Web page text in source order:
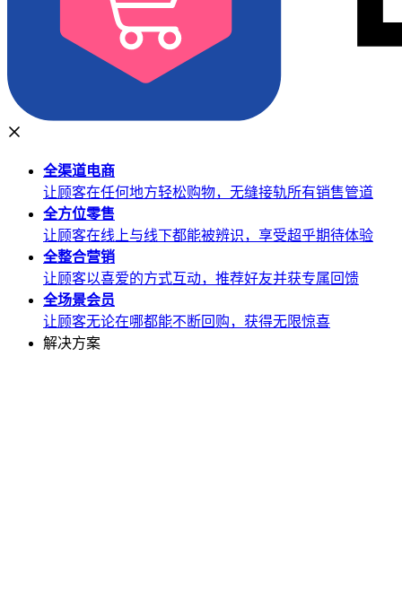
全渠道电商
让顾客在任何地方轻松购物，无缝接轨所有销售管道
全方位零售
让顾客在线上与线下都能被辨识，享受超乎期待体验
全整合营销
让顾客以喜爱的方式互动，推荐好友并获专属回馈
全场景会员
让顾客无论在哪都能不断回购，获得无限惊喜
解决方案